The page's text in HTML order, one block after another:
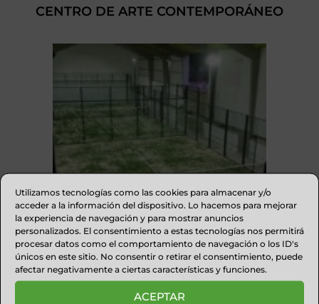
Utilizamos tecnologías como las cookies para almacenar y/o
acceder a la información del dispositivo. Lo hacemos para mejorar
la experiencia de navegación y para mostrar anuncios
personalizados. El consentimiento a estas tecnologías nos permitirá
procesar datos como el comportamiento de navegación o los ID's
únicos en este sitio. No consentir o retirar el consentimiento, puede
afectar negativamente a ciertas características y funciones.
ACEPTAR
CENTRO DE ARTE CONTEMPORÁNEO
PADELIFE Y+ : BAR RESTAURANTE Y
PISTAS DE PADEL